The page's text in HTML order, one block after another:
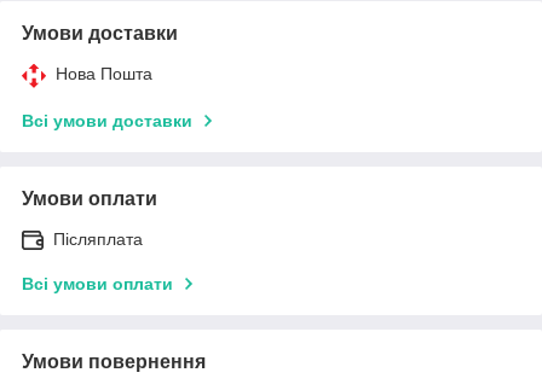
Умови доставки
Нова Пошта
Всі умови доставки
Умови оплати
Післяплата
Всі умови оплати
Умови повернення